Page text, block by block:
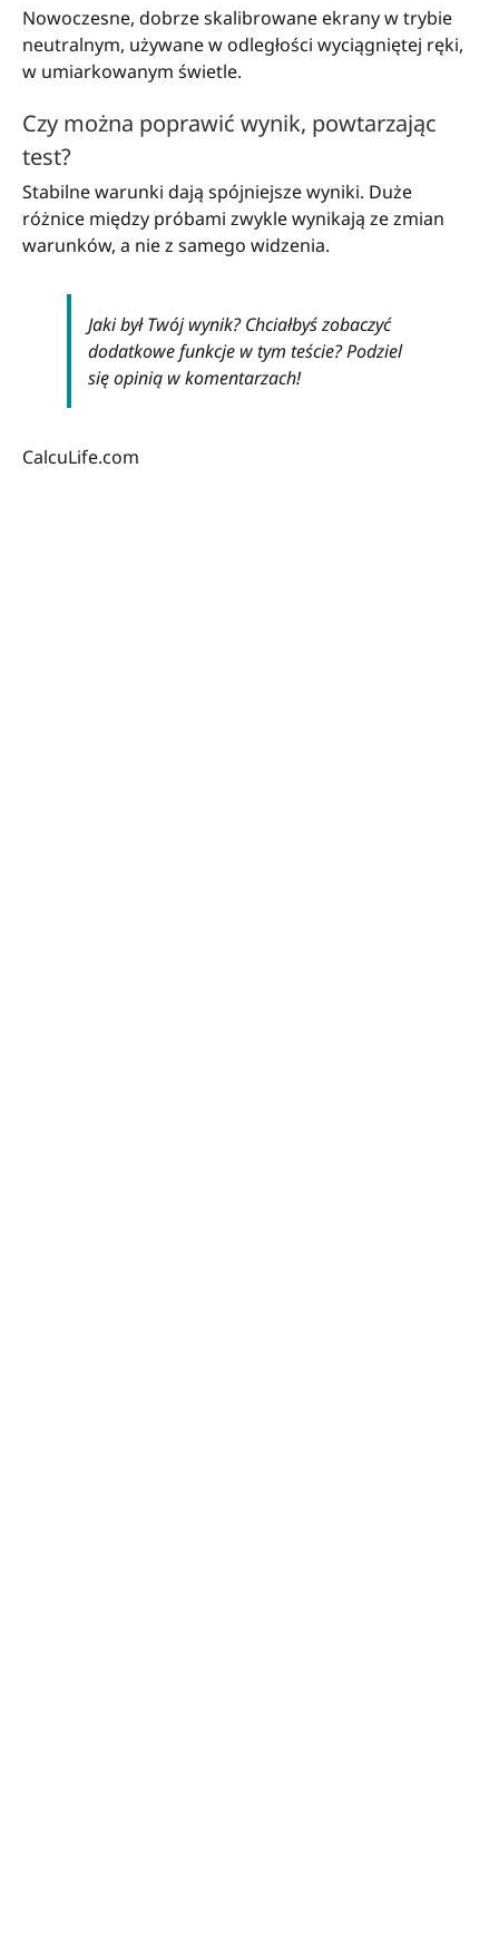
Nowoczesne, dobrze skalibrowane ekrany w trybie
neutralnym, używane w odległości wyciągniętej ręki,
w umiarkowanym świetle.
Czy można poprawić wynik, powtarzając
test?
Stabilne warunki dają spójniejsze wyniki. Duże
różnice między próbami zwykle wynikają ze zmian
warunków, a nie z samego widzenia.
Jaki był Twój wynik? Chciałbyś zobaczyć
dodatkowe funkcje w tym teście? Podziel
się opinią w komentarzach!
CalcuLife.com